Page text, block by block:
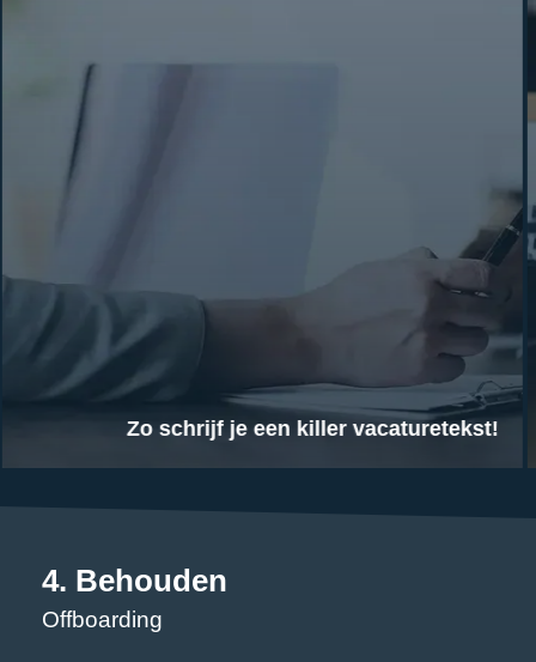
Zo schrijf je een killer vacaturetekst!
4. Behouden
Offboarding